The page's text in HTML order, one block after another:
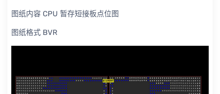
图纸内容 CPU 暂存短接板点位图
图纸格式 BVR